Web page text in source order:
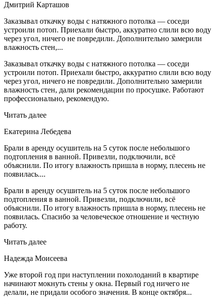
Дмитрий Карташов
Заказывал откачку воды с натяжного потолка — соседи
устроили потоп. Приехали быстро, аккуратно слили всю воду
через угол, ничего не повредили. Дополнительно замерили
влажность стен,...
Заказывал откачку воды с натяжного потолка — соседи
устроили потоп. Приехали быстро, аккуратно слили всю воду
через угол, ничего не повредили. Дополнительно замерили
влажность стен, дали рекомендации по просушке. Работают
профессионально, рекомендую.
Читать далее
Екатерина Лебедева
Брали в аренду осушитель на 5 суток после небольшого
подтопления в ванной. Привезли, подключили, всё
объяснили. По итогу влажность пришла в норму, плесень не
появилась....
Брали в аренду осушитель на 5 суток после небольшого
подтопления в ванной. Привезли, подключили, всё
объяснили. По итогу влажность пришла в норму, плесень не
появилась. Спасибо за человеческое отношение и честную
работу.
Читать далее
Надежда Моисеева
Уже второй год при наступлении похолоданий в квартире
начинают мокнуть стены у окна. Первый год ничего не
делали, не придали особого значения. В конце октября...